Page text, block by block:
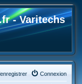
- Varitechs
Connexion